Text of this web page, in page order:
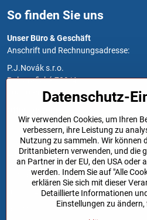
So finden Sie uns
Unser Büro & Geschäft
Anschrift und Rechnungsadresse:
P.J.Novák s.r.o.
Polygrafická 709/4
10800 Prag 10
Montag bis Freitag: 7:00 - 15:30
Links
Kataloge
Unsere AGB
Datenschutz-
Wir verwenden Cookies, um Ihren
verbessern, ihre Leistung zu
Nutzung zu sammeln. Wir können
Drittanbietern verwenden, und die
an Partner in der EU, den USA
werden. Indem Sie auf "Alle
erklären Sie sich mit dieser
Detaillierte Informationen
Einstellungen zu